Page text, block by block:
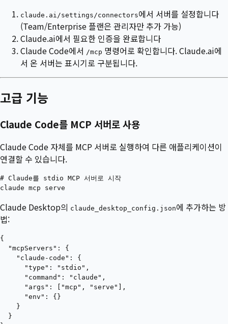
claude.ai/settings/connectors에서 서버를 설정합니다
(Team/Enterprise 플랜은 관리자만 추가 가능)
Claude.ai에서 필요한 인증을 완료합니다
Claude Code에서 /mcp 명령어로 확인합니다. Claude.ai에
서 온 서버는 표시기로 구분됩니다.
고급 기능
Claude Code를 MCP 서버로 사용
Claude Code 자체를 MCP 서버로 실행하여 다른 애플리케이션이
연결할 수 있습니다.
# Claude를 stdio MCP 서버로 시작
Claude Desktop의 claude_desktop_config.json에 추가하는 방
법:
{
  "mcpServers": {
    "claude-code": {
      "type": "stdio",
      "command": "claude",
      "args": ["mcp", "serve"],
      "env": {}
    }
  }